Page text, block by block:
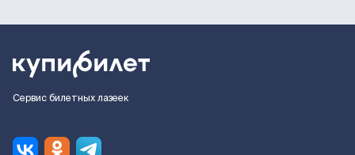
Сервис билетных лазеек